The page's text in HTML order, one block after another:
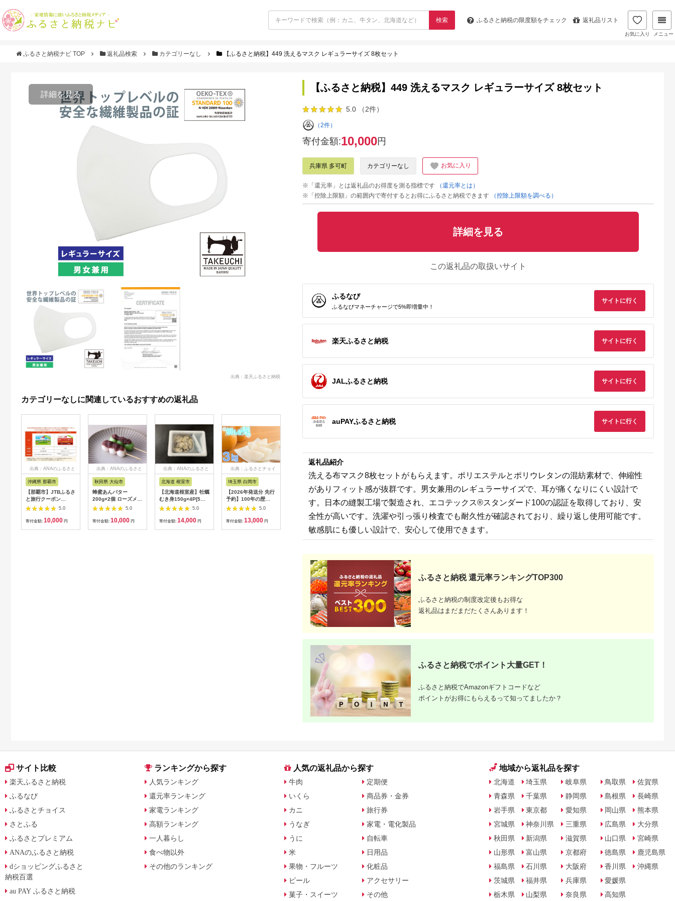
検索 ふるさと納税の限度額をチェック 返礼品リスト
お気に入り メニュー
ふるさと納税ナビ TOP 返礼品検索 カテゴリーなし 【ふるさと納税】449 洗えるマスク レギュラーサイズ 8枚セット
詳細を見る
出典：楽天ふるさと納税
カテゴリーなしに関連しているおすすめの返礼品
出典：ANAのふるさと
沖縄県 那覇市
【那覇市】JTBふるさ
と旅行クーポン
（3,000円分）有効期
間3年（Eメール発
行）｜旅行 トラベル
5.0
寄付金額: 10,000 円
出典：ANAのふるさと
秋田県 大仙市
蜂蜜あんバター
200g×2個 ローズメイ
[あんバター はちみ
つ 発酵バター あん
こ 水あめ不使用 秋
5.0
寄付金額: 10,000 円
出典：ANAのふるさと
北海道 根室市
【北海道根室産】牡蠣
むき身150g×4P[5月
下旬以降発送] A-
5.0
寄付金額: 14,000 円
出典：ふるさとチョイ
埼玉県 白岡市
【2026年発送分 先行
予約】100年の歴
史！！ アライファー
ムの「朝もぎ梨」幸
水・豊水・あきづき
5.0
寄付金額: 13,000 円
納税
【先行受付】2027年1
月～6月毎月発送 ま
るでトマトの宝石箱！
ジュエリートマトの定
期便 約700g×6回コ
ース H004-210
40,000 円
納税
出雲の國からの贈り物
～トマトを超えた超ト
マト2kg【トマト と
まと 野菜 やさい 新鮮
産地直送 贈答 出雲 出
雲市 おすすめ 人気】
寄付金額: 24,000 円
【ふるさと納税】【辻
為商店】銀だら西京漬
けセット 8切 ［ 京都
鮮魚専門店 西京漬け
セット 銀鱈 人気 おす
すめ グルメ 海鮮 お取
り寄せ 通販 送料無料
ふるさと納税 ］
寄付金額: 22,000円
税
【ふるさと納税】〈定
期便3回〉創業100
年！老舗の八百屋がチ
ョイスした厳選やさい
と旬の果物の詰め合わ
納税 返礼品 支援 お取
せ グルメ 食品 フルー
わせ セット
寄付金額: 36,000円
納税
【令和8年産新米予
約】精米5kg 南魚沼
産にじのきらめき・農
家直送_AG【銘柄米
ブランド米 精米 にじ
こめ コメ ご飯 ごは
旬から1ヶ月以内に順
5.0
寄付金額:16,000円
【ふるさと納税】屋
島たんかんジュース
190ml×10本＜屋久
の恵み／果汁100%
トレートジュース＞ |
ンカン たんかんジュ
リンク ストレートジ
寄付金額:
【ふるさと納税】449 洗えるマスク レギュラーサイズ 8枚セット
5.0 （2件）
（2件）
寄付金額:10,000円
兵庫県 多可町 カテゴリーなし お気に入り
※「還元率」とは返礼品のお得度を測る指標です
（還元率とは）
※「控除上限額」の範囲内で寄付するとお得にふるさと納税できます
（控除上限額を調べる）
詳細を見る
この返礼品の取扱いサイト
ふるなび
ふるなびマネーチャージで5%即増量中！
サイトに行く
楽天ふるさと納税 サイトに行く
JALふるさと納税 サイトに行く
auPAYふるさと納税 サイトに行く
返礼品紹介
洗える布マスク8枚セットがもらえます。ポリエステルとポリウレタンの混紡素材で、伸縮性
がありフィット感が抜群です。男女兼用のレギュラーサイズで、耳が痛くなりにくい設計で
す。日本の縫製工場で製造され、エコテックス®スタンダード100の認証を取得しており、安
全性が高いです。洗濯や引っ張り検査でも耐久性が確認されており、繰り返し使用可能です。
敏感肌にも優しい設計で、安心して使用できます。
ふるさと納税 還元率ランキングTOP300
ふるさと納税の制度改定後もお得な
返礼品はまだまだたくさんあります！
ふるさと納税でポイント大量GET！
ふるさと納税でAmazonギフトコードなど
ポイントがお得にもらえるって知ってましたか？
サイト比較
楽天ふるさと納税
ふるなび
ふるさとチョイス
さとふる
ふるさとプレミアム
ANAのふるさと納税
dショッピングふるさと
納税百選
au PAY ふるさと納税
ランキングから探す
人気ランキング
還元率ランキング
家電ランキング
高額ランキング
一人暮らし
食べ物以外
その他のランキング
人気の返礼品から探す
牛肉
いくら
カニ
うなぎ
うに
米
果物・フルーツ
ビール
菓子・スイーツ
定期便
商品券・金券
旅行券
家電・電化製品
自転車
日用品
化粧品
アクセサリー
その他
地域から返礼品を探す
北海道
青森県
岩手県
宮城県
秋田県
山形県
福島県
茨城県
栃木県
埼玉県
千葉県
東京都
神奈川県
新潟県
富山県
石川県
福井県
山梨県
岐阜県
静岡県
愛知県
三重県
滋賀県
京都府
大阪府
兵庫県
奈良県
鳥取県
島根県
岡山県
広島県
山口県
徳島県
香川県
愛媛県
高知県
佐賀県
長崎県
熊本県
大分県
宮崎県
鹿児島県
沖縄県